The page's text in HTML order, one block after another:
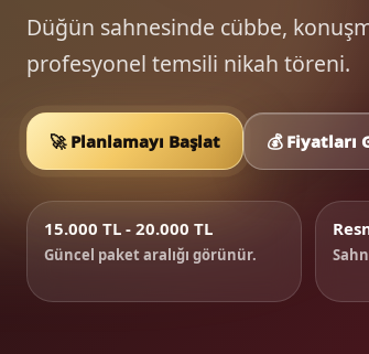
Düğün sahnesinde cübbe,
profesyonel temsili nikah töreni.
🚀 Planlamayı Başlat 💰 Fiyatları
15.000 TL - 20.000 TL
Güncel paket aralığı görünür.